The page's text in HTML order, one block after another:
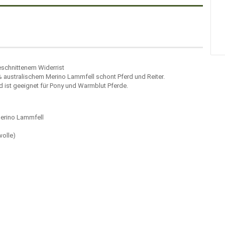
Widerrist
Merino Lammfell schont Pferd und Reiter.
ist geeignet für Pony und Warmblut Pferde.
Lammfell